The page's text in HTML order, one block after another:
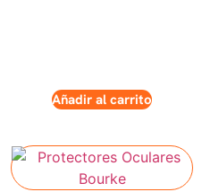
Añadir al carrito